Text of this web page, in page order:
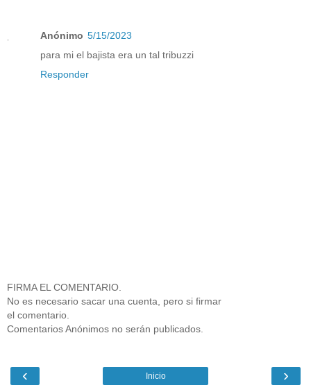
Anónimo 5/15/2023
para mi el bajista era un tal tribuzzi
Responder
FIRMA EL COMENTARIO.
No es necesario sacar una cuenta, pero si firmar
el comentario.
Comentarios Anónimos no serán publicados.
‹ ›
Inicio